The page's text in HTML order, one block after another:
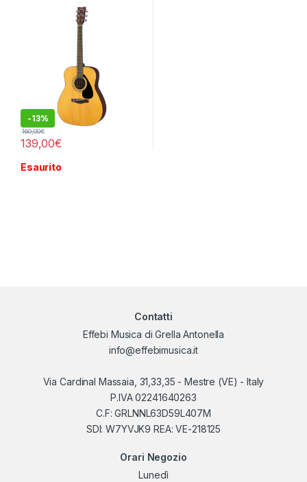
-13%
139,00€
160,00€
Esaurito
Contatti
Effebi Musica di Grella Antonella
info@effebimusica.it
Via Cardinal Massaia, 31,33,35 - Mestre (VE) - Italy
P.IVA 02241640263
C.F: GRLNNL63D59L407M
SDI: W7YVJK9 REA: VE-218125
Orari Negozio
Lunedì